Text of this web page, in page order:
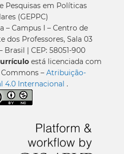
Pesquisas em Políticas
(GEPPC)
– Campus I – Centro de
dos Professores, Sala 03
Brasil | CEP: 58051-900
está licenciada com
– Atribuição-
4.0 Internacional .